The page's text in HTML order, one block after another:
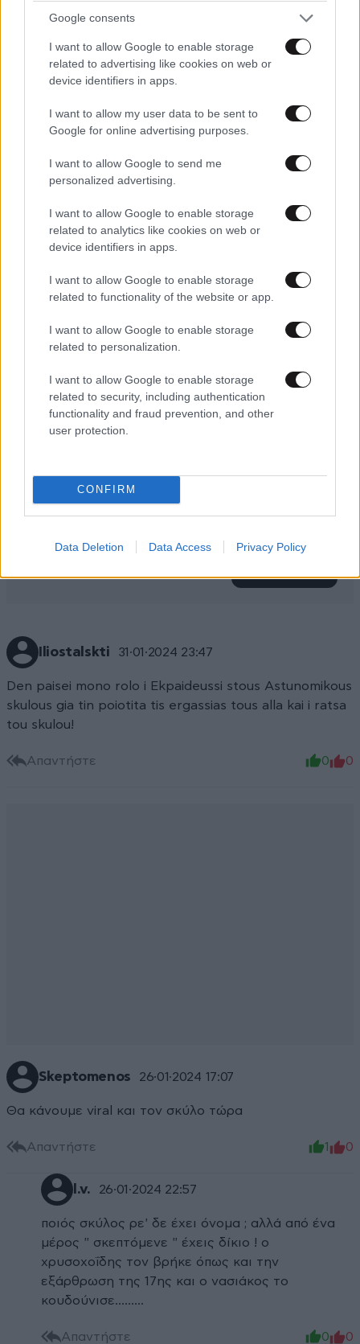
Google consents
I want to allow Google to enable storage
related to advertising like cookies on web or
device identifiers in apps.
I want to allow my user data to be sent to
Google for online advertising purposes.
I want to allow Google to send me
personalized advertising.
I want to allow Google to enable storage
related to analytics like cookies on web or
device identifiers in apps.
I want to allow Google to enable storage
related to functionality of the website or app.
I want to allow Google to enable storage
related to personalization.
I want to allow Google to enable storage
related to security, including authentication
functionality and fraud prevention, and other
user protection.
CONFIRM
Data Deletion Data Access Privacy Policy
ΣΧΌΛΙΑ ΑΝΑΓΝΩΣΤΏΝ
ΠΡΟΣΘΕΣΤΕ ΤΟ ΣΧΟΛΙΟ ΣΑΣ
Xαρακτήρες: 0/1000
Iliostalskti 31·01·2024 23:47
Den paisei mono rolo i Ekpaideussi stous Astunomikous
skulous gia tin poiotita tis ergassias tous alla kai i ratsa
tou skulou!
Απαντήστε 0 0
Skeptomenos 26·01·2024 17:07
Θα κάνουμε viral και τον σκύλο τώρα
Απαντήστε 1 0
l.v. 26·01·2024 22:57
ποιός σκύλος ρε' δε έχει όνομα ; αλλά από ένα
μέρος " σκεπτόμενε " έχεις δίκιο ! ο
χρυσοχοΐδης τον βρήκε όπως και την
εξάρθρωση της 17ης και ο νασιάκος το
κουδούνισε.........
Απαντήστε 0 0